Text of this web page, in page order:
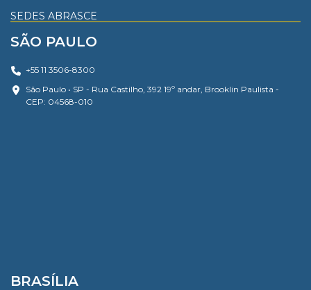
SEDES ABRASCE
SÃO PAULO
+55 11 3506-8300
São Paulo • SP - Rua Castilho, 392 19º andar, Brooklin Paulista -
CEP: 04568-010
BRASÍLIA